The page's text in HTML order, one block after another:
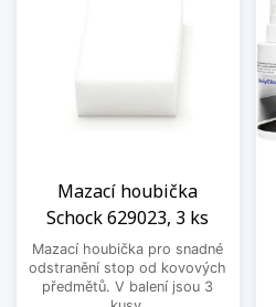
Mazací houbička
Schock 629023, 3 ks
Mazací houbička pro snadné
odstranění stop od kovových
předmětů. V balení jsou 3